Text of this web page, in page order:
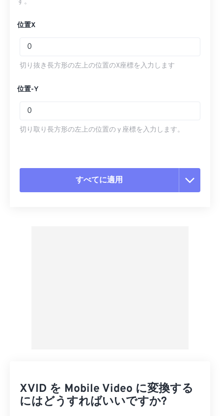
す。
位置X
切り抜き長方形の左上の位置のX座標を入力します
位置-Y
切り取り長方形の左上の位置の y 座標を入力します。
すべてに適用
XVID を Mobile Video に変換する
にはどうすればいいですか?